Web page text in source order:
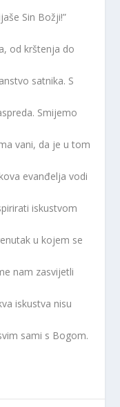
Sin Božji!”
od krštenja do
satnika. S
Smijemo
vani, da je u tom
evanđelja vodi
iskustvom
u kojem se
nam zasvijetli
iskustva nisu
sami s Bogom.